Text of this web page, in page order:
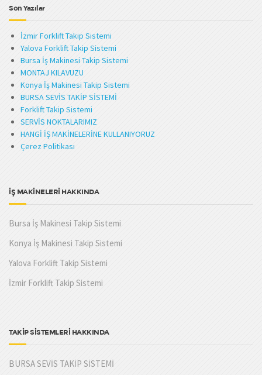
Son Yazılar
İzmir Forklift Takip Sistemi
Yalova Forklift Takip Sistemi
Bursa İş Makinesi Takip Sistemi
MONTAJ KILAVUZU
Konya İş Makinesi Takip Sistemi
BURSA SEVİS TAKİP SİSTEMİ
Forklift Takip Sistemi
SERVİS NOKTALARIMIZ
HANGİ İŞ MAKİNELERİNE KULLANIYORUZ
Çerez Politikası
İŞ MAKİNELERİ HAKKINDA
Bursa İş Makinesi Takip Sistemi
Konya İş Makinesi Takip Sistemi
Yalova Forklift Takip Sistemi
İzmir Forklift Takip Sistemi
TAKİP SİSTEMLERİ HAKKINDA
BURSA SEVİS TAKİP SİSTEMİ